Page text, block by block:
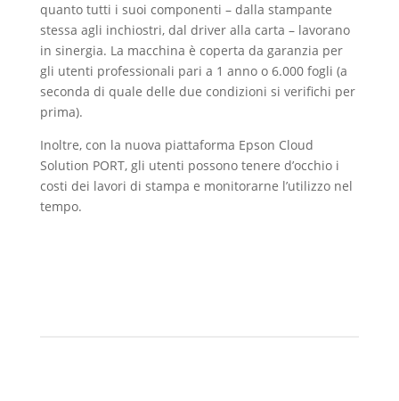
quanto tutti i suoi componenti – dalla stampante
stessa agli inchiostri, dal driver alla carta – lavorano
in sinergia. La macchina è coperta da garanzia per
gli utenti professionali pari a 1 anno o 6.000 fogli (a
seconda di quale delle due condizioni si verifichi per
prima).
Inoltre, con la nuova piattaforma Epson Cloud
Solution PORT, gli utenti possono tenere d’occhio i
costi dei lavori di stampa e monitorarne l’utilizzo nel
tempo.